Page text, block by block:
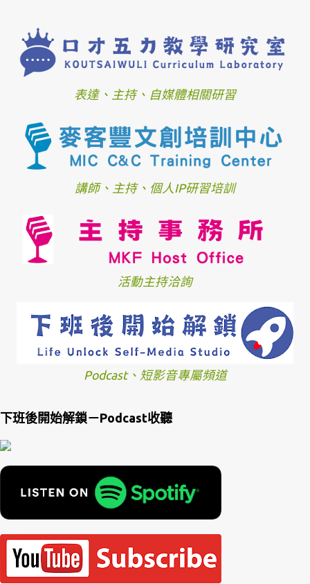
表達、主持、自媒體相關研習
講師、主持、個人IP研習培訓
活動主持洽詢
Podcast、短影音專屬頻道
下班後開始解鎖－Podcast收聽